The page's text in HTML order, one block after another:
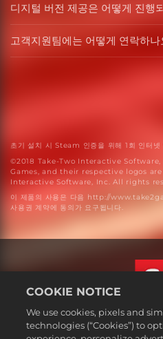
디지털 버전 제공은 어떻게 진행
고객지원팀에는 어떻게 연락하나
초기 설치 시 Steam 인증을 위해 1회 인터넷
©2018 Take-Two Interactive Software,
Games, and their respective logos
Interactive Software, Inc. All rights
이 제품의 사용은 다음 http://
사용권 계약에 동의가 요구됩니다.
법률
한국
COOKIE NOTICE
We use cookies, pixels and
technologies (“Cookies”) to